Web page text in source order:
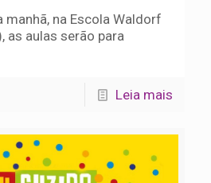
manhã, na Escola Waldorf
as aulas serão para
Leia mais